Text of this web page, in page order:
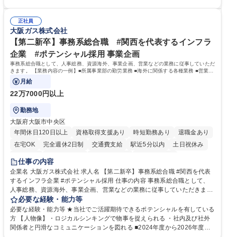
道路施設や道路工事現場の見学ツアー事業 ※入社後は上記いずれかの部門
へ配属。※業務内容変更の範囲：会社の定める業務 募集職種 【都庁グル
ープ】総合職（事務）◇残業月平均9時間未満／有給年平均16日取得
部門など多岐に渡る業務を経験できます。 ■様々なプロジェクト：駐車場
事業の他、新宿駅西口広場内に設置された照明を兼ねた広告「ブライトサ
イン」の管理運営を行うなど、事業収益を生み出す活動を積極的に行って
います。 学歴・資格 学歴：大学院 大学 高専 短大 専修学校 高校 語学力：
資格：
正社員
大阪ガス株式会社
【第二新卒】事務系総合職 #関西を代表するインフラ
企業 #ポテンシャル採用 事業企画
事務系総合職として、人事総務、資源海外、事業企画、営業などの業務に従事していただ
きます。 【業務内容の一例】■所属事業部の勤労業務 ■海外に関係する各種業務 ■営業部
門の企画スタッフ、ルート営業
月給
22万7000円以上
勤務地
大阪府大阪市中央区
年間休日120日以上
資格取得支援あり 時短勤務あり
退職金あり
在宅OK
完全週休2日制 交通費支給 駅近5分以内
土日祝休み
服装自由
第二新卒歓迎
仕事の内容
企業名 大阪ガス株式会社 求人名 【第二新卒】事務系総合職 #関西を代表
するインフラ企業 #ポテンシャル採用 仕事の内容 事務系総合職として、
人事総務、資源海外、事業企画、営業などの業務に従事していただきま
す。 【業務内容の一例】■所属事業部の勤労業務 ■海外に関係する各種業
務 ■営業部門の企画スタッフ、ルート営業 【キャリアパス】入社後の配属
ポジションで一定期間ご活躍頂いた後、本人の適性及び将来のキャリアを
鑑みてジョブローテーションを行います。 【育成】OJTでの現場育成や研
必要な経験・能力等
必要な経験・能力等 ★当社でご活躍期待できるポテンシャルを有している
方 【人物像】・ロジカルシンキングで物事を捉えられる ・社内及び社外
関係者と円滑なコミュニケーションを図れる ■2024年度から2026年度ま